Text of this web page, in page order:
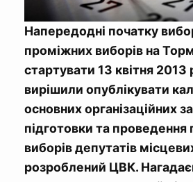
Напередодні початку
проміжних виборів на
стартувати 13 квітня 2013
вирішили опублікувати
основних організаційних
підготовки та
виборів депутатів
розроблений ЦВК.